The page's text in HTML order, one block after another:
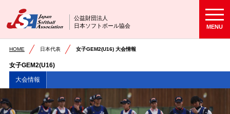
公益財団法人
日本ソフトボール協会
MENU
HOME 日本代表 女子GEM2(U16) 大会情報
女子GEM2(U16)
大会情報